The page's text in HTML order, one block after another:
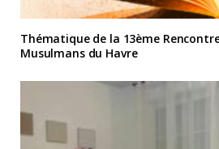
Thématique de la 13ème
Musulmans du Havre